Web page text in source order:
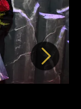
Další